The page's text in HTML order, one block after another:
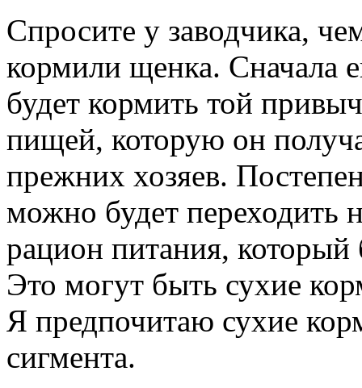
Спросите у заводчика,
кормили щенка. Сначала
будет кормить той
пищей, которую он
прежних хозяев.
можно будет переходить
рацион питания,
Это могут быть сухие
Я предпочитаю сухие
сигмента.